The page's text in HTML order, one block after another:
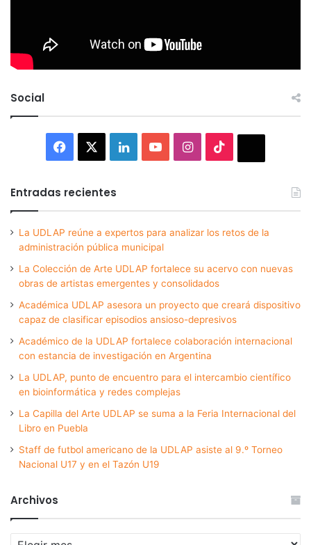
Social
Facebook LinkedInYouTubeInstagram
Entradas recientes
La UDLAP reúne a expertos para analizar los retos de la
administración pública municipal
La Colección de Arte UDLAP fortalece su acervo con nuevas
obras de artistas emergentes y consolidados
Académica UDLAP asesora un proyecto que creará dispositivo
capaz de clasificar episodios ansioso-depresivos
Académico de la UDLAP fortalece colaboración internacional
con estancia de investigación en Argentina
La UDLAP, punto de encuentro para el intercambio científico
en bioinformática y redes complejas
La Capilla del Arte UDLAP se suma a la Feria Internacional del
Libro en Puebla
Staff de futbol americano de la UDLAP asiste al 9.º Torneo
Nacional U17 y en el Tazón U19
Archivos
Archivos